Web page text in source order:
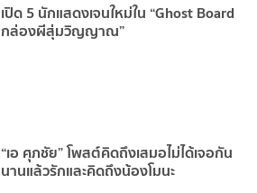
เปิด 5 นักแสดงเจนใหม่ใน “Ghost Board
กล่องผีสุ่มวิญญาณ”
“เอ ศุภชัย” โพสต์คิดถึงเสมอไม่ได้เจอกัน
นานแล้วรักและคิดถึงน้องโมนะ